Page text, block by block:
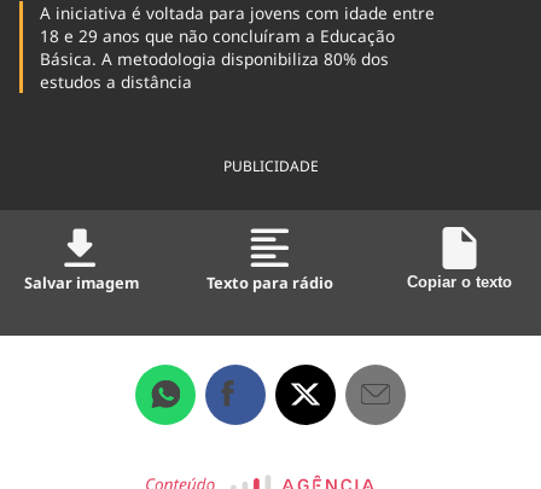
A iniciativa é voltada para jovens com idade entre
18 e 29 anos que não concluíram a Educação
Básica. A metodologia disponibiliza 80% dos
estudos a distância
PUBLICIDADE
Salvar imagem Texto para rádio Copiar o texto